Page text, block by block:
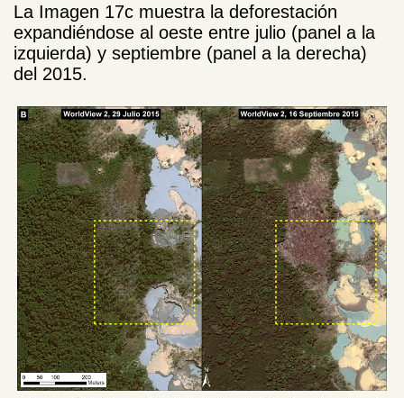
La Imagen 17c muestra la deforestación
expandiéndose al oeste entre julio (panel a la
izquierda) y septiembre (panel a la derecha)
del 2015.